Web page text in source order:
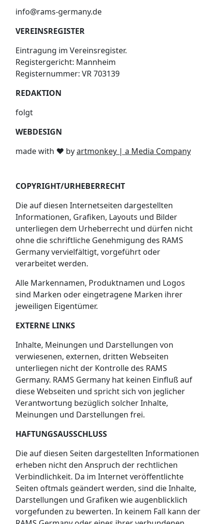
info@rams-germany.de
VEREINSREGISTER
Eintragung im Vereinsregister.
Registergericht: Mannheim
Registernummer: VR 703139
REDAKTION
folgt
WEBDESIGN
made with ♥︎ byartmonkey | a Media Company
COPYRIGHT/URHEBERRECHT
Die auf diesen Internetseiten dargestellten
Informationen, Grafiken, Layouts und Bilder
unterliegen dem Urheberrecht und dürfen nicht
ohne die schriftliche Genehmigung des RAMS
Germany vervielfältigt, vorgeführt oder
verarbeitet werden.
Alle Markennamen, Produktnamen und Logos
sind Marken oder eingetragene Marken ihrer
jeweiligen Eigentümer.
EXTERNE LINKS
Inhalte, Meinungen und Darstellungen von
verwiesenen, externen, dritten Webseiten
unterliegen nicht der Kontrolle des RAMS
Germany. RAMS Germany hat keinen Einfluß auf
diese Webseiten und spricht sich von jeglicher
Verantwortung bezüglich solcher Inhalte,
Meinungen und Darstellungen frei.
HAFTUNGSAUSSCHLUSS
Die auf diesen Seiten dargestellten Informationen
erheben nicht den Anspruch der rechtlichen
Verbindlichkeit. Da im Internet veröffentlichte
Seiten oftmals geändert werden, sind die Inhalte,
Darstellungen und Grafiken wie augenblicklich
vorgefunden zu bewerten. In keinem Fall kann der